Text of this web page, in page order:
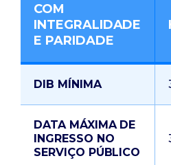
COM
INTEGRALIDADE
E PARIDADE
DIB MÍNIMA
DATA MÁXIMA DE
INGRESSO NO
SERVIÇO PÚBLICO